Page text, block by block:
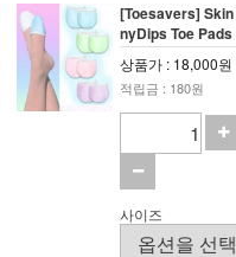
[Toesavers] Skin
nyDips Toe Pads
상품가 : 18,000원
적립금 : 180원
사이즈